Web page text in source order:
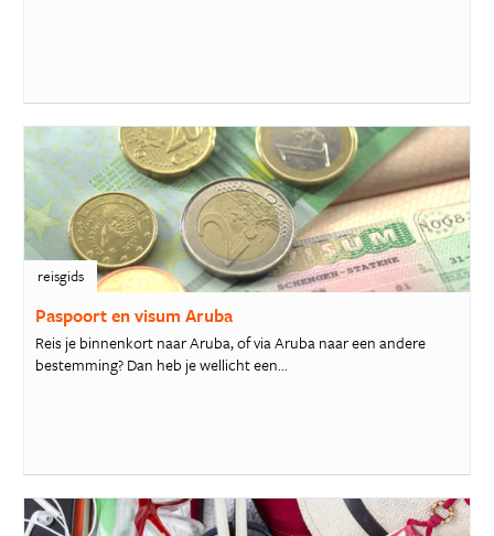
reisgids
Paspoort en visum Aruba
Reis je binnenkort naar Aruba, of via Aruba naar een andere
bestemming? Dan heb je wellicht een...